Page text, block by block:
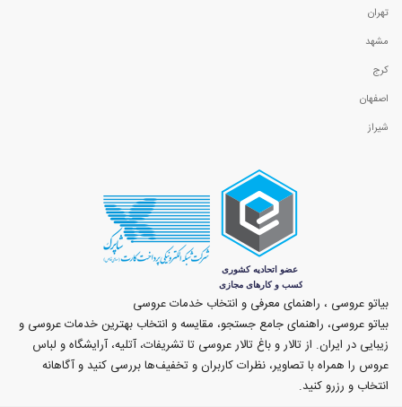
تهران
مشهد
کرج
اصفهان
شیراز
بیاتو عروسی ، راهنمای معرفی و انتخاب خدمات عروسی
بیاتو عروسی، راهنمای جامع جستجو، مقایسه و انتخاب بهترین خدمات عروسی و
زیبایی در ایران. از تالار و باغ تالار عروسی تا تشریفات، آتلیه، آرایشگاه و لباس
عروس را همراه با تصاویر، نظرات کاربران و تخفیف‌ها بررسی کنید و آگاهانه
انتخاب و رزرو کنید.